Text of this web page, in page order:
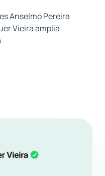
Anselmo Pereira
Vieira amplia